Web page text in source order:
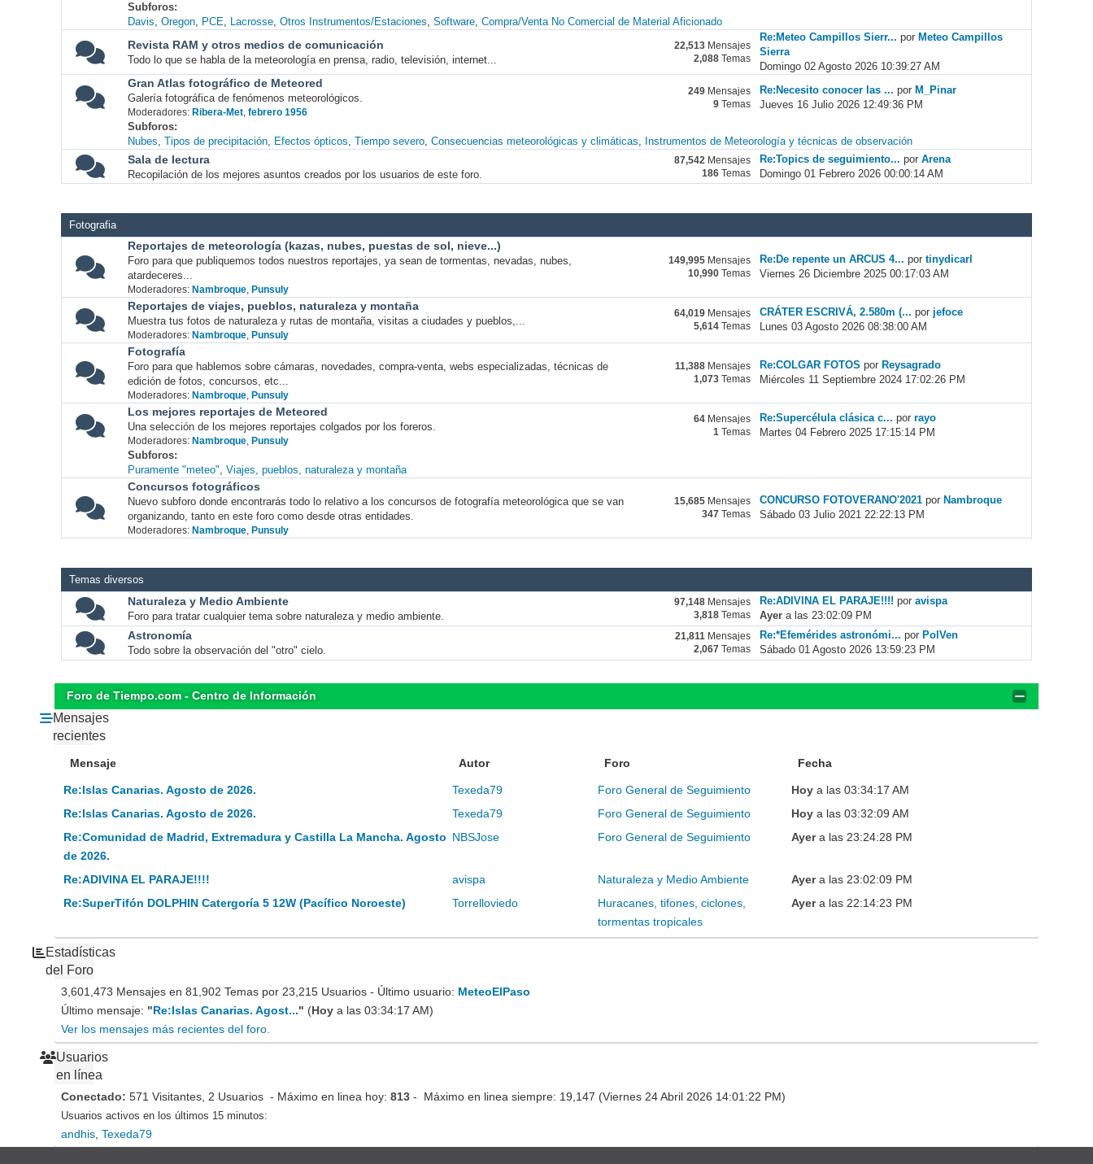
Subforos
Davis Oregon PCE Lacrosse Otros Instrumentos/Estaciones Software Compra/Venta No Comercial de Material Aficionado
Revista RAM y otros medios de comunicación
Todo lo que se habla de la meteorología en prensa, radio, televisión, internet...
22,513 Mensajes
2,088 Temas
Re:Meteo Campillos Sierr... por Meteo Campillos
Sierra
Domingo 02 Agosto 2026 10:39:27 AM
Gran Atlas fotográfico de Meteored
Galería fotográfica de fenómenos meteorológicos.
Moderadores: Ribera-Met, febrero 1956
249 Mensajes
9 Temas
Re:Necesito conocer las ... porM_Pinar
Jueves 16 Julio 2026 12:49:36 PM
Subforos
Nubes Tipos de precipitación Efectos ópticos Tiempo severo Consecuencias meteorológicas y climáticas Instrumentos de Meteorología y técnicas de observación
Sala de lectura
Recopilación de los mejores asuntos creados por los usuarios de este foro.
87,542 Mensajes
186 Temas
Re:Topics de seguimiento... porArena
Domingo 01 Febrero 2026 00:00:14 AM
Fotografia
Reportajes de meteorología (kazas, nubes, puestas de sol, nieve...)
Foro para que publiquemos todos nuestros reportajes, ya sean de tormentas, nevadas, nubes,
atardeceres...
Moderadores: Nambroque, Punsuly
149,995 Mensajes
10,990 Temas
Re:De repente un ARCUS 4... portinydicarl
Viernes 26 Diciembre 2025 00:17:03 AM
Reportajes de viajes, pueblos, naturaleza y montaña
Muestra tus fotos de naturaleza y rutas de montaña, visitas a ciudades y pueblos,...
Moderadores: Nambroque, Punsuly
64,019 Mensajes
5,614 Temas
CRÁTER ESCRIVÁ, 2.580m (... por jefoce
Lunes 03 Agosto 2026 08:38:00 AM
Fotografía
Foro para que hablemos sobre cámaras, novedades, compra-venta, webs especializadas, técnicas de
edición de fotos, concursos, etc...
Moderadores: Nambroque, Punsuly
11,388 Mensajes
1,073 Temas
Re:COLGAR FOTOS por Reysagrado
Miércoles 11 Septiembre 2024 17:02:26 PM
Los mejores reportajes de Meteored
Una selección de los mejores reportajes colgados por los foreros.
Moderadores: Nambroque, Punsuly
64 Mensajes
1 Temas
Re:Supercélula clásica c... porrayo
Martes 04 Febrero 2025 17:15:14 PM
Subforos
Puramente "meteo" Viajes, pueblos, naturaleza y montaña
Concursos fotográficos
Nuevo subforo donde encontrarás todo lo relativo a los concursos de fotografía meteorológica que se van
organizando, tanto en este foro como desde otras entidades.
Moderadores: Nambroque, Punsuly
15,685 Mensajes
347
Temas
CONCURSO FOTOVERANO'2021 por Nambroque
Sábado 03 Julio 2021 22:22:13 PM
Temas diversos
Naturaleza y Medio Ambiente
Foro para tratar cualquier tema sobre naturaleza y medio ambiente.
97,148 Mensajes
3,818 Temas
Re:ADIVINA EL PARAJE!!!! poravispa
Ayer a las 23:02:09 PM
Astronomía
Todo sobre la observación del "otro" cielo.
21,811 Mensajes
2,067
Temas
Re:*Efemérides astronómi... por PolVen
Sábado 01 Agosto 2026 13:59:23 PM
Foro de Tiempo.com - Centro de Información
Mensajes
recientes
Mensaje Autor Foro Fecha
Re:Islas Canarias. Agosto de 2026. Texeda79 Foro General de Seguimiento Hoy a las 03:34:17 AM
Re:Islas Canarias. Agosto de 2026.
Texeda79 Foro General de Seguimiento Hoy a las 03:32:09 AM
Re:Comunidad de Madrid, Extremadura y Castilla La Mancha. Agosto
de 2026.
NBSJose Foro General de Seguimiento Ayera las 23:24:28 PM
Re:ADIVINA EL PARAJE!!!! avispa Naturaleza y Medio Ambiente Ayera las 23:02:09 PM
Re:SuperTifón DOLPHIN Catergoría 5 12W (Pacífico Noroeste)
Torrelloviedo
Huracanes, tifones, ciclones,
tormentas tropicales
Ayera las 22:14:23 PM
Estadísticas
del Foro
3,601,473 Mensajes en 81,902 Temas por 23,215 Usuarios - Último usuario: MeteoElPaso
Último mensaje: "Re:Islas Canarias. Agost..." (Hoy a las 03:34:17 AM)
Ver los mensajes más recientes del foro.
Usuarios
en línea
Conectado:571 Visitantes, 2 Usuarios - Máximo en linea hoy:813 - Máximo en linea siempre: 19,147 (Viernes 24 Abril 2026 14:01:22 PM)
Usuarios activos en los últimos 15 minutos:
andhis ,Texeda79